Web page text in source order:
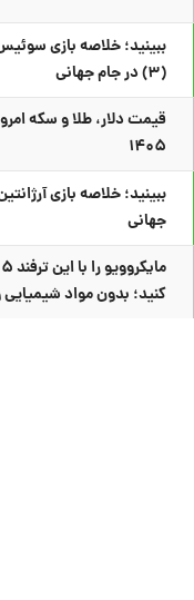
(۳) در جام جهانی
۱۴۰۵
جهانی
کنید؛ بدون مواد